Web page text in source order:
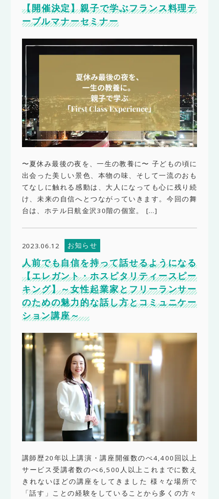
【開催決定】親子で学ぶフランス料理テ
ーブルマナーセミナー
〜夏休み最後の夜を、一生の教養に〜 子どもの頃に
出会った美しい景色、本物の味、そして一流のおも
てなしに触れる感動は、大人になっても心に残り続
け、未来の自信へとつながっていきます。今回の舞
台は、ホテル日航金沢30階の個室。 […]
2023.06.12 お知らせ
人前でも自信を持って話せるようになる
【エレガント・ホスピタリティースピー
キング】～女性起業家とフリーランサー
のための魅力的な話し方とコミュニケー
ション講座～
講師歴20年以上講演・講座開催数のべ4,400回以上
サービス受講者数のべ6,500人以上これまでに数え
きれないほどの講座をしてきました 様々な場所で
「話す」ことの経験をしていることから多くの方々